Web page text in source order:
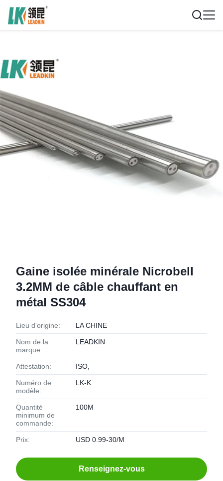
Gaine isolée minérale Nicrobell
3.2MM de câble chauffant en
métal SS304
Lieu d'origine: LA CHINE
Nom de la
marque:
LEADKIN
Attestation: ISO,
Numéro de
modèle:
LK-K
Quantité
minimum de
commande:
100M
Prix: USD 0.99-30/M
Renseignez-vous